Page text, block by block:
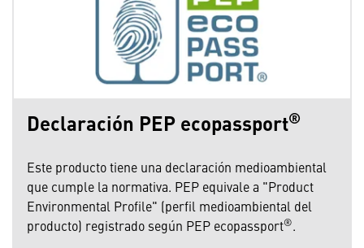
Declaración PEP ecopassport®
Este producto tiene una declaración medioambiental
que cumple la normativa. PEP equivale a "Product
Environmental Profile" (perfil medioambiental del
producto) registrado según PEP ecopassport®.